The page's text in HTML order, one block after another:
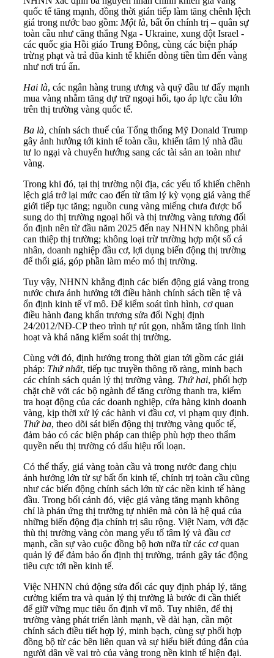
quốc tế tăng mạnh, đồng thời gián tiếp làm tăng chênh lệch
giá trong nước bao gồm: Một là, bất ổn chính trị – quân sự
toàn cầu như căng thẳng Nga - Ukraine, xung đột Israel -
các quốc gia Hồi giáo Trung Đông, cùng các biện pháp
trừng phạt và trả đũa kinh tế khiến dòng tiền tìm đến vàng
như nơi trú ẩn.
Hai là, các ngân hàng trung ương và quỹ đầu tư đẩy mạnh
mua vàng nhằm tăng dự trữ ngoại hối, tạo áp lực cầu lớn
trên thị trường vàng quốc tế.
Ba là, chính sách thuế của Tổng thống Mỹ Donald Trump
gây ảnh hưởng tới kinh tế toàn cầu, khiến tâm lý nhà đầu
tư lo ngại và chuyển hướng sang các tài sản an toàn như
vàng.
Trong khi đó, tại thị trường nội địa, các yếu tố khiến chênh
lệch giá trở lại mức cao đến từ tâm lý kỳ vọng giá vàng thế
giới tiếp tục tăng; nguồn cung vàng miếng chưa được bổ
sung do thị trường ngoại hối và thị trường vàng tương đối
ổn định nên từ đầu năm 2025 đến nay NHNN không phải
can thiệp thị trường; không loại trừ trường hợp một số cá
nhân, doanh nghiệp đầu cơ, lợi dụng biến động thị trường
để thổi giá, góp phần làm méo mó thị trường.
Tuy vậy, NHNN khẳng định các biến động giá vàng trong
nước chưa ảnh hưởng tới điều hành chính sách tiền tệ và
ổn định kinh tế vĩ mô. Để kiểm soát tình hình, cơ quan
điều hành đang khẩn trương sửa đổi Nghị định
24/2012/NĐ-CP theo trình tự rút gọn, nhằm tăng tính linh
hoạt và khả năng kiểm soát thị trường.
Cùng với đó, định hướng trong thời gian tới gồm các giải
pháp: Thứ nhất, tiếp tục truyền thông rõ ràng, minh bạch
các chính sách quản lý thị trường vàng. Thứ hai, phối hợp
chặt chẽ với các bộ ngành để tăng cường thanh tra, kiểm
tra hoạt động của các doanh nghiệp, cửa hàng kinh doanh
vàng, kịp thời xử lý các hành vi đầu cơ, vi phạm quy định.
Thứ ba, theo dõi sát biến động thị trường vàng quốc tế,
đảm bảo có các biện pháp can thiệp phù hợp theo thẩm
quyền nếu thị trường có dấu hiệu rối loạn.
Có thể thấy, giá vàng toàn cầu và trong nước đang chịu
ảnh hưởng lớn từ sự bất ổn kinh tế, chính trị toàn cầu cũng
như các biến động chính sách lớn từ các nền kinh tế hàng
đầu. Trong bối cảnh đó, việc giá vàng tăng mạnh không
chỉ là phản ứng thị trường tự nhiên mà còn là hệ quả của
những biến động địa chính trị sâu rộng. Việt Nam, với đặc
thù thị trường vàng còn mang yếu tố tâm lý và đầu cơ
mạnh, cần sự vào cuộc đồng bộ hơn nữa từ các cơ quan
quản lý để đảm bảo ổn định thị trường, tránh gây tác động
tiêu cực tới nền kinh tế.
Việc NHNN chủ động sửa đổi các quy định pháp lý, tăng
cường kiểm tra và quản lý thị trường là bước đi cần thiết
để giữ vững mục tiêu ổn định vĩ mô. Tuy nhiên, để thị
trường vàng phát triển lành mạnh, về dài hạn, cần một
chính sách điều tiết hợp lý, minh bạch, cùng sự phối hợp
đồng bộ từ các bên liên quan và sự hiểu biết đúng đắn của
người dân về vai trò của vàng trong nền kinh tế hiện đại.